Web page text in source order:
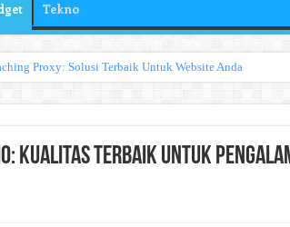
Tekno
Proxy: Solusi Terbaik Untuk Website Anda
Kualitas Terbaik untuk